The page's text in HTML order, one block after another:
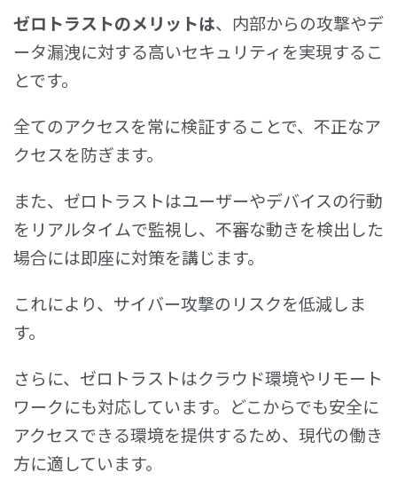
ゼロトラストのメリットは、内部からの攻撃やデ
ータ漏洩に対する高いセキュリティを実現するこ
とです。
全てのアクセスを常に検証することで、不正なア
クセスを防ぎます。
また、ゼロトラストはユーザーやデバイスの行動
をリアルタイムで監視し、不審な動きを検出した
場合には即座に対策を講じます。
これにより、サイバー攻撃のリスクを低減しま
す。
さらに、ゼロトラストはクラウド環境やリモート
ワークにも対応しています。どこからでも安全に
アクセスできる環境を提供するため、現代の働き
方に適しています。